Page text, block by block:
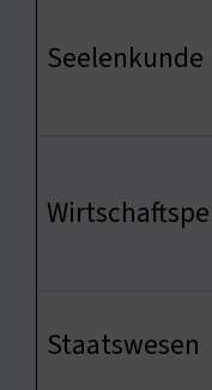
Seelenkunde
Staatswesen